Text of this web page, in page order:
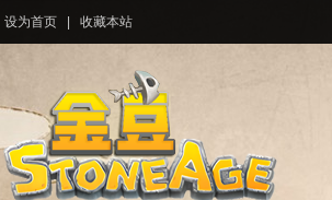
设为首页 收藏本站